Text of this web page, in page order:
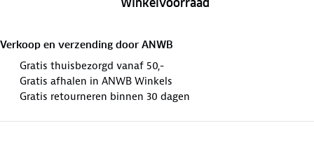
Winkelvoorraad
Verkoop en verzending door ANWB
Gratis thuisbezorgd vanaf 50,-
Gratis afhalen in ANWB Winkels
Gratis retourneren binnen 30 dagen